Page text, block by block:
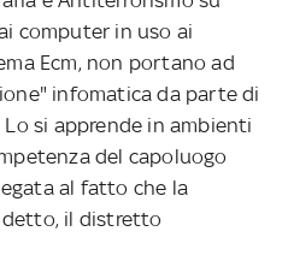
computer in uso ai
Ecm, non portano ad
infomatica da parte di
si apprende in ambienti
del capoluogo
al fatto che la
detto, il distretto